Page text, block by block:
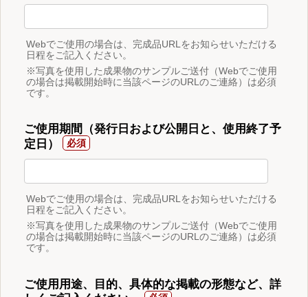
Webでご使用の場合は、完成品URLをお知らせいただける
日程をご記入ください。
※写真を使用した成果物のサンプルご送付（Webでご使用
の場合は掲載開始時に当該ページのURLのご連絡）は必須
です。
ご使用期間（発行日および公開日と、使用終了予
定日）
Webでご使用の場合は、完成品URLをお知らせいただける
日程をご記入ください。
※写真を使用した成果物のサンプルご送付（Webでご使用
の場合は掲載開始時に当該ページのURLのご連絡）は必須
です。
ご使用用途、目的、具体的な掲載の形態など、詳